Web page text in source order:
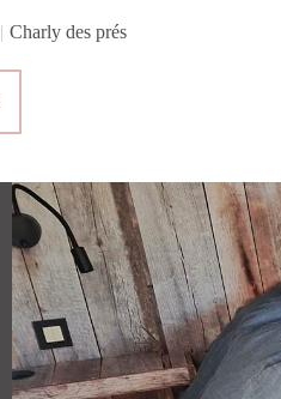
| Charly des prés